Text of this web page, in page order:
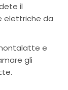
il
elettriche da
e
gli